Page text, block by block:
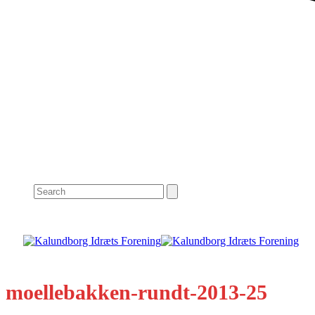
Search
moellebakken-rundt-2013-25